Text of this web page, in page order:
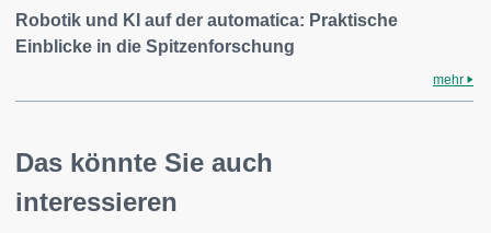
Robotik und KI auf der automatica: Praktische
Einblicke in die Spitzenforschung
mehr
Das könnte Sie auch
interessieren